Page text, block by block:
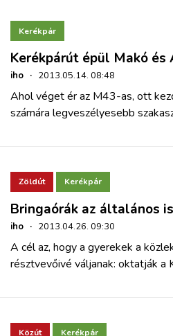
Kerékpár
Kerékpárút épül Makó
iho · 2013.05.14. 08:48
Ahol véget ér az M43-as, ott
számára legveszélyesebb
Zöldút Kerékpár
Bringaórák az általános
iho · 2013.04.26. 09:30
A cél az, hogy a gyerekek a
résztvevőivé váljanak: oktatják a
Közút Kerékpár